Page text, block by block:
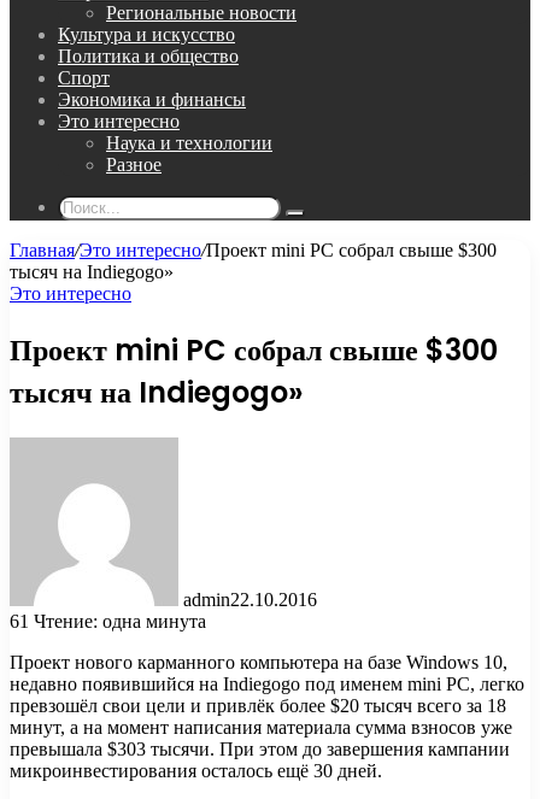
Региональные новости
Культура и искусство
Политика и общество
Спорт
Экономика и финансы
Это интересно
Наука и технологии
Разное
Поиск...
Главная/Это интересно/Проект mini PC собрал свыше $300
тысяч на Indiegogo»
Это интересно
Проект mini PC собрал свыше $300
тысяч на Indiegogo»
admin22.10.2016
61 Чтение: одна минута
Проект нового карманного компьютера на базе Windows 10,
недавно появившийся на Indiegogo под именем mini PC, легко
превзошёл свои цели и привлёк более $20 тысяч всего за 18
минут, а на момент написания материала сумма взносов уже
превышала $303 тысячи. При этом до завершения кампании
микроинвестирования осталось ещё 30 дней.